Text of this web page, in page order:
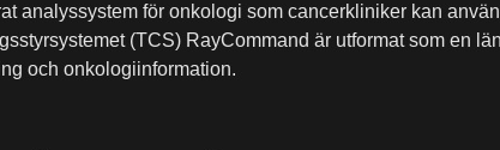
analyssystem för onkologi som cancerkliniker kan
(TCS) RayCommand är utformat som en
och onkologiinformation.